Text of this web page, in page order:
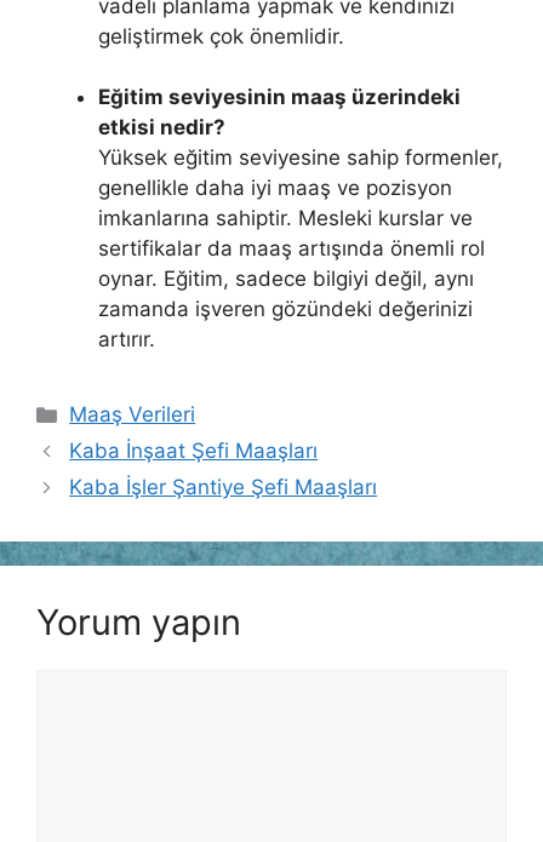
vadeli planlama yapmak ve kendinizi
geliştirmek çok önemlidir.
Eğitim seviyesinin maaş üzerindeki
etkisi nedir?
Yüksek eğitim seviyesine sahip formenler,
genellikle daha iyi maaş ve pozisyon
imkanlarına sahiptir. Mesleki kurslar ve
sertifikalar da maaş artışında önemli rol
oynar. Eğitim, sadece bilgiyi değil, aynı
zamanda işveren gözündeki değerinizi
artırır.
Kategoriler
Maaş Verileri
Kaba İnşaat Şefi Maaşları
Kaba İşler Şantiye Şefi Maaşları
Yorum yapın